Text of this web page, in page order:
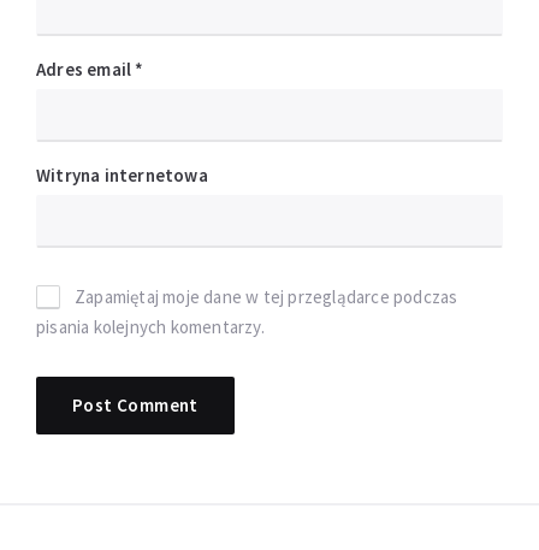
Adres email *
Witryna internetowa
Zapamiętaj moje dane w tej przeglądarce podczas
pisania kolejnych komentarzy.